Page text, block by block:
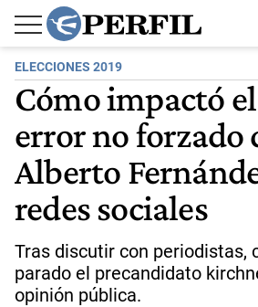
ELECCIONES 2019
Cómo impactó
error no forzado
Alberto
redes sociales
Tras discutir con periodistas,
parado el precandidato
opinión pública.